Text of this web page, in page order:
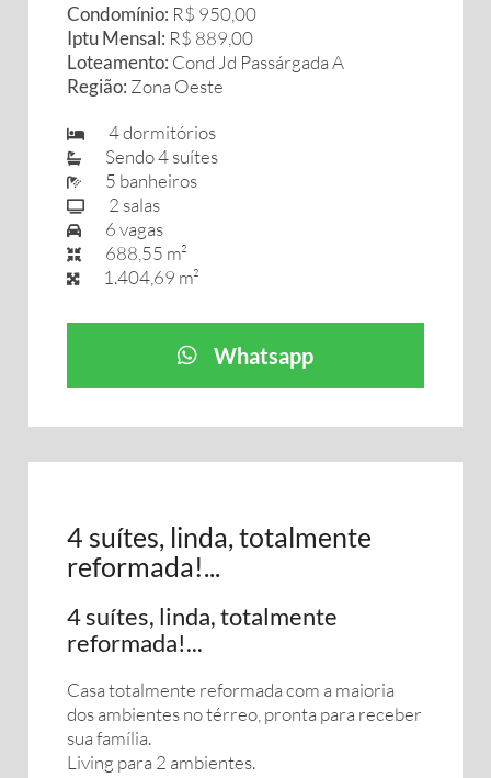
Condomínio: R$ 950,00
Iptu Mensal: R$ 889,00
Loteamento: Cond Jd Passárgada A
Região: Zona Oeste
4 dormitórios
Sendo 4 suítes
5 banheiros
2 salas
6 vagas
688,55 m²
1.404,69 m²
Whatsapp
4 suítes, linda, totalmente
reformada!...
4 suítes, linda, totalmente
reformada!...
Casa totalmente reformada com a maioria
dos ambientes no térreo, pronta para receber
sua família.
Living para 2 ambientes.